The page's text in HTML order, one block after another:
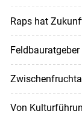
Raps hat
Von